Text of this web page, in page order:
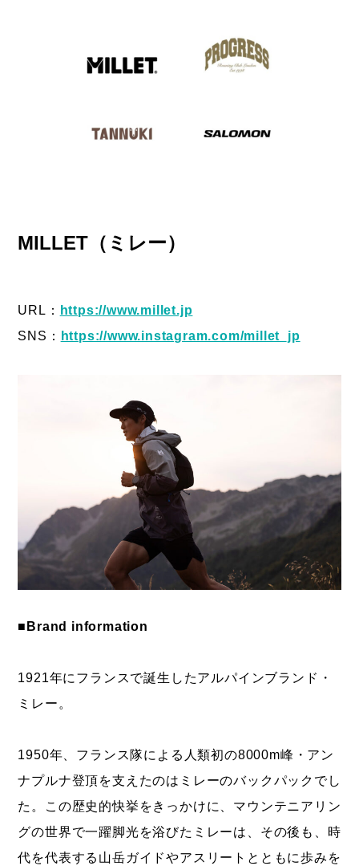
MILLET （ ミレー）
URL：
https://www.millet.jp
SNS：
https://www.instagram.com/millet_jp
■Brand information
1921年にフランスで誕生したアルパインブランド・
ミレー。
1950年、フランス隊による人類初の8000m峰・アン
ナプルナ登頂を支えたのはミレーのバックパックでし
た。この歴史的快挙をきっかけに、マウンテニアリン
グの世界で一躍脚光を浴びたミレーは、その後も、時
代を代表する山岳ガイドやアスリートとともに歩みを